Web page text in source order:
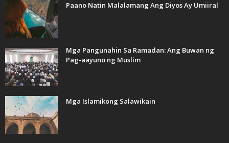
Paano Natin Malalamang Ang Diyos Ay Umiiral
Mga Pangunahin Sa Ramadan: Ang Buwan ng
Pag-aayuno ng Muslim
Mga Islamikong Salawikain